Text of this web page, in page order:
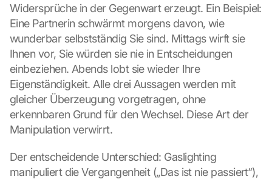
Widersprüche in der Gegenwart erzeugt. Ein Beispiel:
Eine Partnerin schwärmt morgens davon, wie
wunderbar selbstständig Sie sind. Mittags wirft sie
Ihnen vor, Sie würden sie nie in Entscheidungen
einbeziehen. Abends lobt sie wieder Ihre
Eigenständigkeit. Alle drei Aussagen werden mit
gleicher Überzeugung vorgetragen, ohne
erkennbaren Grund für den Wechsel. Diese Art der
Manipulation verwirrt.
Der entscheidende Unterschied: Gaslighting
manipuliert die Vergangenheit („Das ist nie passiert“),